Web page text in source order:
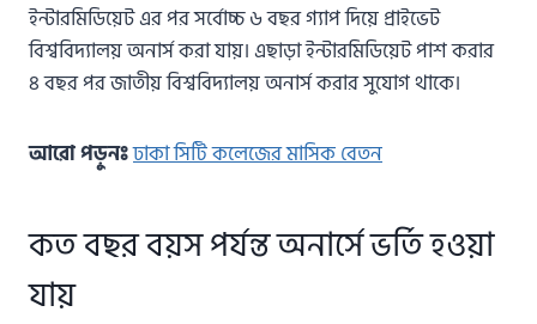
ইন্টারমিডিয়েট এর পর সর্বোচ্চ ৬ বছর গ্যাপ দিয়ে প্রাইভেট
বিশ্ববিদ্যালয় অনার্স করা যায়। এছাড়া ইন্টারমিডিয়েট পাশ করার
৪ বছর পর জাতীয় বিশ্ববিদ্যালয় অনার্স করার সুযোগ থাকে।
আরো পড়ুনঃঢাকা সিটি কলেজের মাসিক বেতন
কত বছর বয়স পর্যন্ত অনার্সে ভর্তি হওয়া
যায়